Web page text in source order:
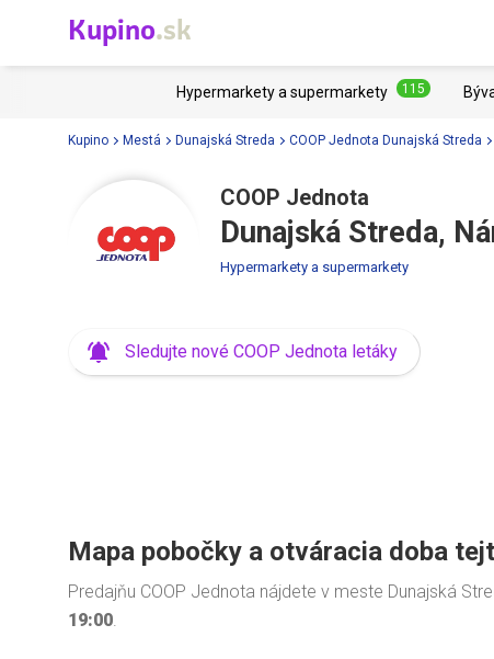
Kupino.sk
Hypermarkety a supermarkety 115
Kupino Mestá Dunajská Streda COOP Jednota Dunajská Streda
COOP Jednota
Dunajská Streda,
Hypermarkety a supermarkety
Sledujte nové COOP Jednota letáky
Mapa pobočky a otváracia doba
Predajňu COOP Jednota nájdete v meste Dunajská
19:00.